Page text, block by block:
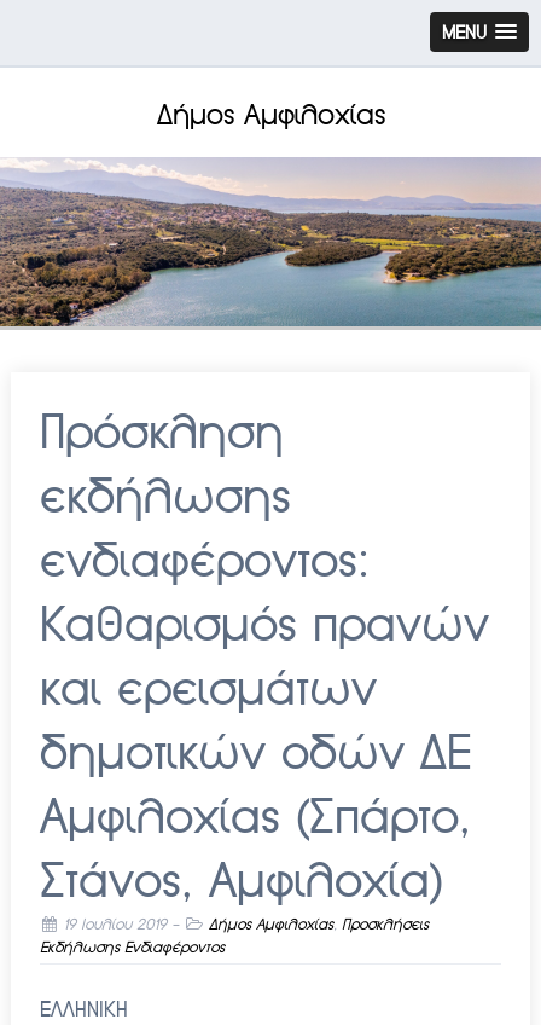
MENU
Δήμος Αμφιλοχίας
Πρόσκληση
εκδήλωσης
ενδιαφέροντος:
Καθαρισμός πρανών
και ερεισμάτων
δημοτικών οδών ΔΕ
Αμφιλοχίας (Σπάρτο,
Στάνος, Αμφιλοχία)
19 Ιουλίου 2019- Δήμος Αμφιλοχίας, Προσκλήσεις
Εκδήλωσης Ενδιαφέροντος
ΕΛΛΗΝΙΚΗ